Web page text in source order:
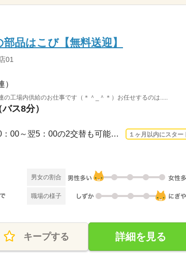
品はこび【無料送迎】
01
）
工場内供給のお仕事です（＊＾_＾＊）お任せするのは.....
ス8分）
長期 2026/8/17〜 / 8：00～17：00 （20：00～翌5：00の2交替も可能）実働8時間/休憩6... １ヶ月以内にスター
男女の割合
職場の様子
キープする 詳細を見る